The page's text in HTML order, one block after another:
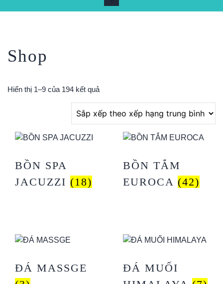
Shop
Hiển thị 1–9 của 194 kết quả
BỒN SPA
JACUZZI (18)
BỒN TẮM
EUROCA (42)
ĐÁ MASSGE
ĐÁ MUỐI